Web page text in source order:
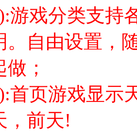
戏分类支持
。自由设置，
；
页游戏显示
，前天!